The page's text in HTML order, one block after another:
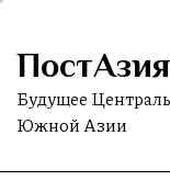
Skip
the
content
ПостАзия
Будущее
Южной Азии